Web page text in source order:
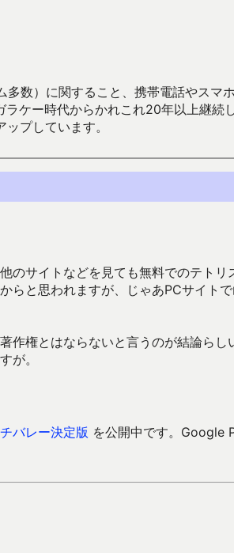
数）に関すること、携帯電話やス
ラケー時代からかれこれ20年以上継
プしています。
のサイトなどを見ても無料でのテトリ
らと思われますが、じゃあPCサイト
作権とはならないと言うのが結論らし
が。
バレー決定版 を公開中です。Google